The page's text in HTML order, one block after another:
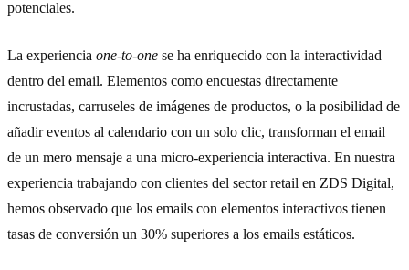
potenciales.
La experiencia one-to-one se ha enriquecido con la interactividad
dentro del email. Elementos como encuestas directamente
incrustadas, carruseles de imágenes de productos, o la posibilidad de
añadir eventos al calendario con un solo clic, transforman el email
de un mero mensaje a una micro-experiencia interactiva. En nuestra
experiencia trabajando con clientes del sector retail en ZDS Digital,
hemos observado que los emails con elementos interactivos tienen
tasas de conversión un 30% superiores a los emails estáticos.